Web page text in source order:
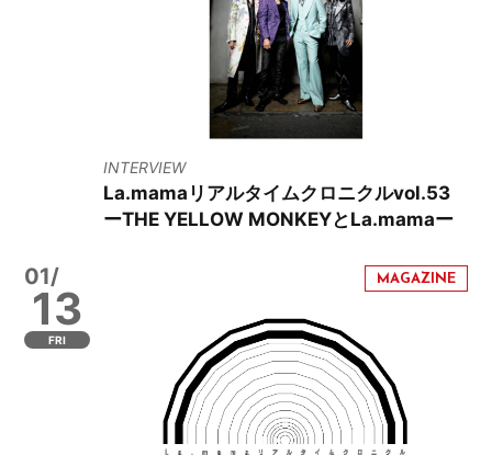
INTERVIEW
La.mamaリアルタイムクロニクルvol.53
ーTHE YELLOW MONKEYとLa.mamaー
01/
13
FRI